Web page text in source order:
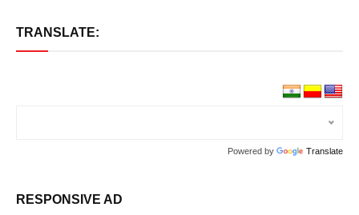
TRANSLATE:
Powered by Translate
RESPONSIVE AD